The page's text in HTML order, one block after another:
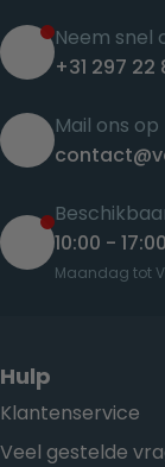
Neem
+31 297 22
Mail ons op
10:00 - 17:00
Maandag tot
Hulp
Klantenservice
Veel gestelde